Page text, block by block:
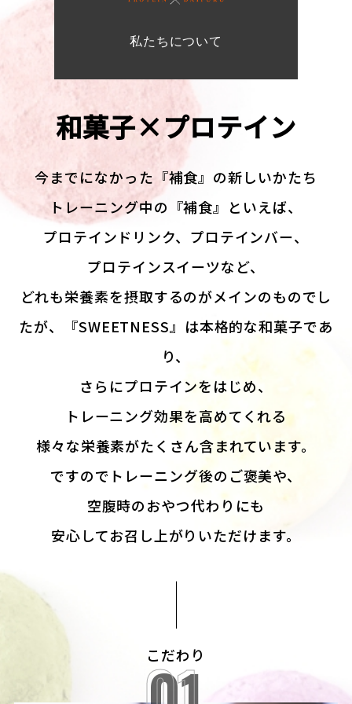
私たちについて
和菓子×プロテイン
今までになかった『補食』の新しいかたち
トレーニング中の『補食』といえば、
プロテインドリンク、プロテインバー、
プロテインスイーツなど、
どれも栄養素を摂取するのがメインのものでし
たが、『SWEETNESS』は本格的な和菓子であ
り、
さらにプロテインをはじめ、
トレーニング効果を高めてくれる
様々な栄養素がたくさん含まれています。
ですのでトレーニング後のご褒美や、
空腹時のおやつ代わりにも
安心してお召し上がりいただけます。
こだわり